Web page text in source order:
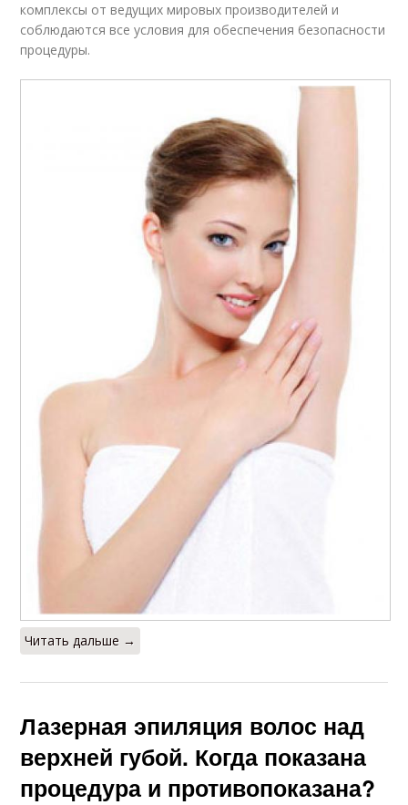
комплексы от ведущих мировых производителей и
соблюдаются все условия для обеспечения безопасности
процедуры.
Читать дальше →
Лазерная эпиляция волос над
верхней губой. Когда показана
процедура и противопоказана?